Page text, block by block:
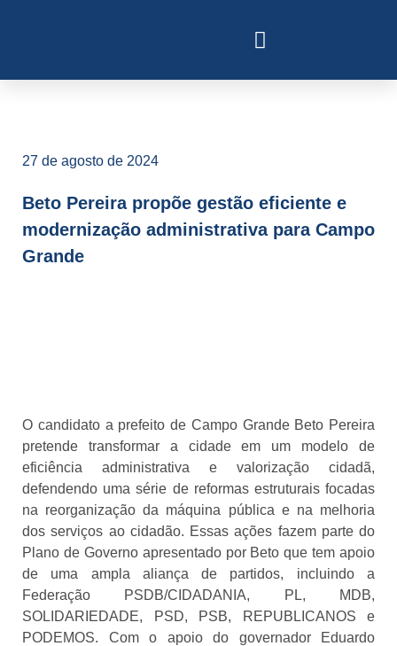
27 de agosto de 2024
Beto Pereira propõe gestão eficiente e
modernização administrativa para Campo
Grande
O candidato a prefeito de Campo Grande Beto Pereira
pretende transformar a cidade em um modelo de
eficiência administrativa e valorização cidadã,
defendendo uma série de reformas estruturais focadas
na reorganização da máquina pública e na melhoria
dos serviços ao cidadão. Essas ações fazem parte do
Plano de Governo apresentado por Beto que tem apoio
de uma ampla aliança de partidos, incluindo a
Federação PSDB/CIDADANIA, PL, MDB,
SOLIDARIEDADE, PSD, PSB, REPUBLICANOS e
PODEMOS. Com o apoio do governador Eduardo